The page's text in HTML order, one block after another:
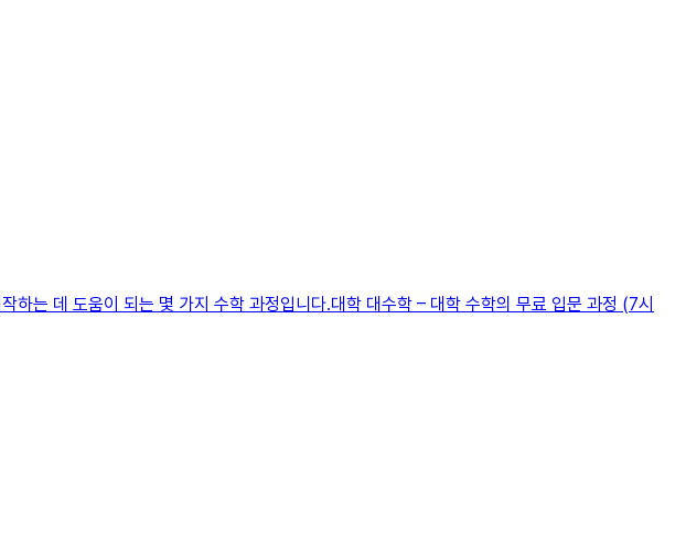
는 데 도움이 되는 몇 가지 수학 과정입니다.대학 대수학 – 대학 수학의 무료 입문 과정 (7시